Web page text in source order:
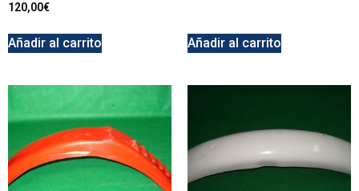
120,00€
Añadir al carrito Añadir al carrito